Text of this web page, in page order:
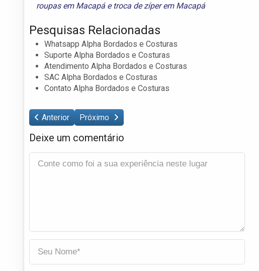
roupas em Macapáe troca de zíper em Macapá
Pesquisas Relacionadas
Whatsapp Alpha Bordados e Costuras
Suporte Alpha Bordados e Costuras
Atendimento Alpha Bordados e Costuras
SAC Alpha Bordados e Costuras
Contato Alpha Bordados e Costuras
Anterior Próximo
Deixe um comentário